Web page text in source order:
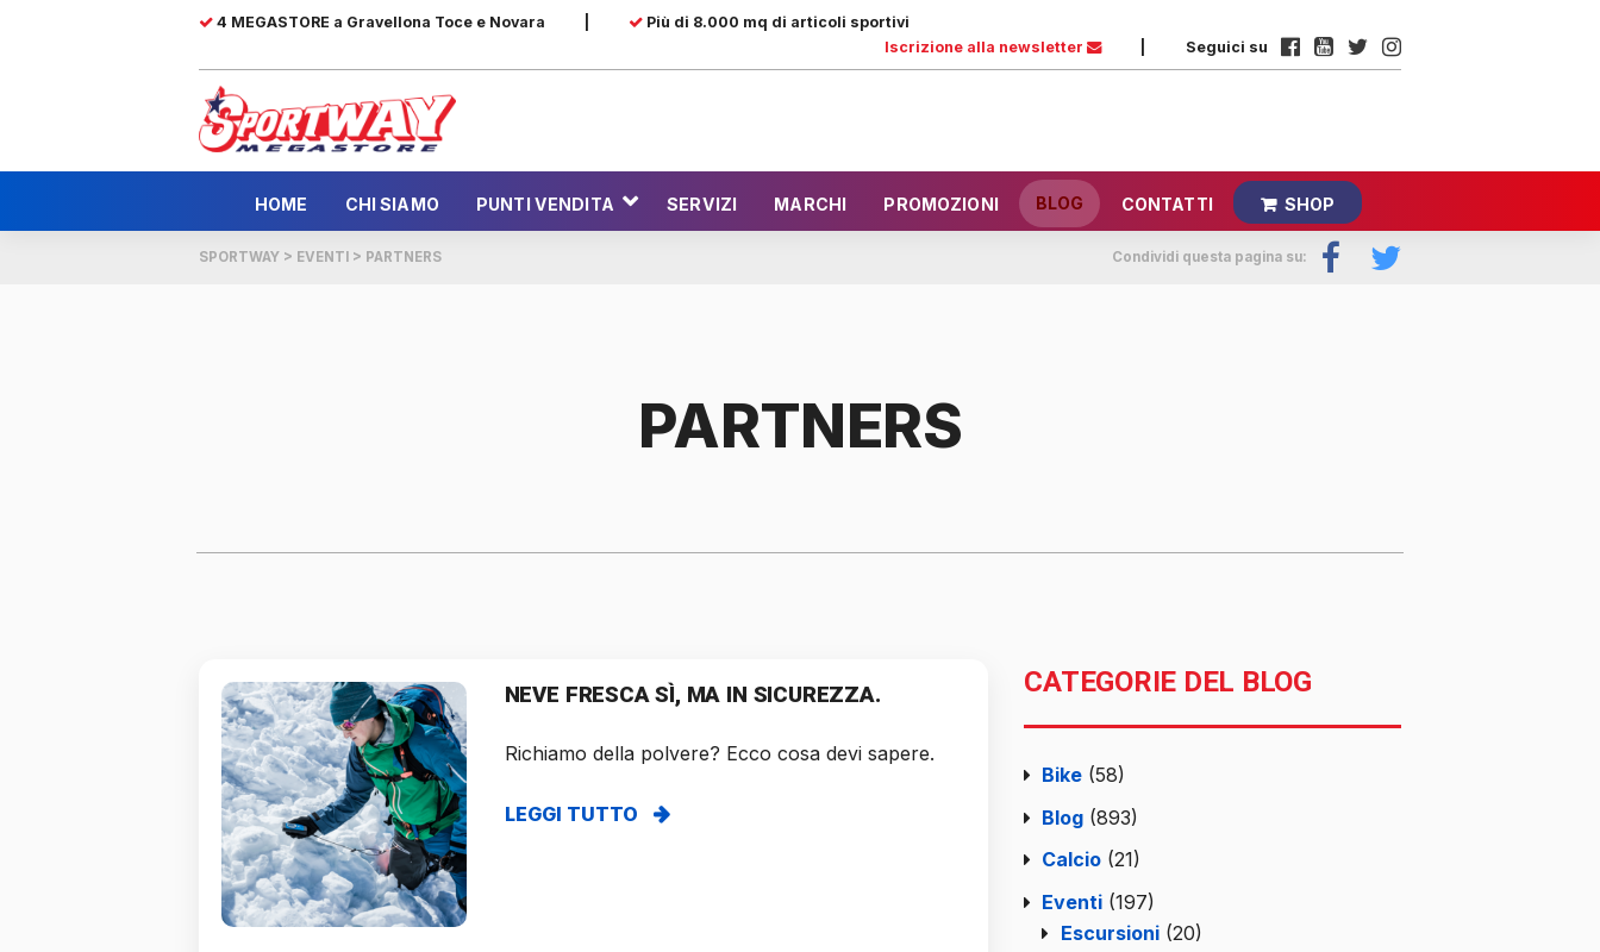
4 MEGASTORE a Gravellona Toce e Novara
Più di 8.000 mq di articoli sportivi
Iscrizione alla newsletter
Seguici su
HOME CHI SIAMO PUNTI VENDITA SERVIZI MARCHI PROMOZIONI BLOG CONTATTI SHOP
SPORTWAY > EVENTI > PARTNERS Condividi questa pagina su:
PARTNERS
NEVE FRESCA SÌ, MA IN SICUREZZA.
Richiamo della polvere? Ecco cosa devi sapere.
LEGGI TUTTO
CATEGORIE DEL BLOG
Bike (58)
Blog (893)
Calcio (21)
Eventi (197)
Escursioni(20)